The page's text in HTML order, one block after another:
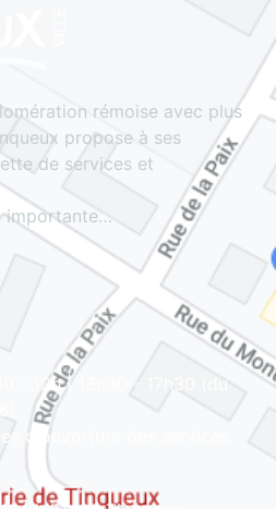
rémoise avec plus
propose à ses
de services et
importante…
- 12h | 13h30 - 17h30 (du
d'ouverture des services